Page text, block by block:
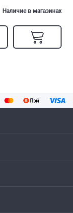
Наличие в магазинах